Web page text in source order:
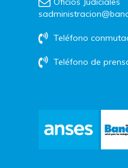
Teléfono
Teléfono de